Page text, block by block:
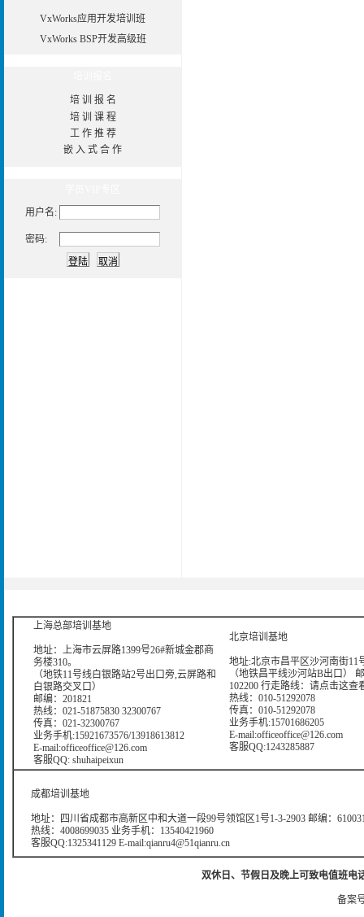
VxWorks应用开发培训班
VxWorks BSP开发高级班
培 训 报 名
培 训 课 程
工 作 推 荐
嵌 入 式 合 作
用户名:
密码:
上海总部培训基地
地址：上海市云屏路1399号26#新城金郡商
务楼310。
（地铁11号线白银路站2号出口旁,云屏路和
白银路交叉口）
邮编：201821
热线：021-51875830 32300767
传真：021-32300767
业务手机:15921673576/13918613812
E-mail:officeoffice@126.com
客服QQ: shuhaipeixun
北京培训基地
地址:北京市昌平区沙河南街11
（地铁昌平线沙河站B出口）
102200 行走路线： 请点击这查
热线：010-51292078
传真：010-51292078
业务手机:15701686205
E-mail:officeoffice@126.com
客服QQ:1243285887
成都培训基地
地址：四川省成都市高新区中和大道一段99号领馆区1号1-3-2903 邮编：
热线：4008699035 业务手机：13540421960
客服QQ:1325341129 E-mail:qianru4@51qianru.cn
双休日、节假日及晚上可致电值班电
备案